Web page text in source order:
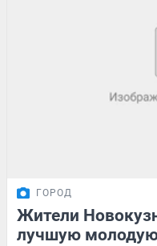
ГОРОД
Жители
лучшую